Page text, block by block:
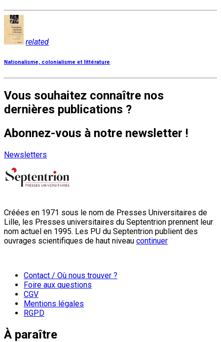
related
Nationalisme, colonialisme et littérature
Vous souhaitez connaître nos
dernières publications ?
Abonnez-vous à notre newsletter !
Newsletters
Créées en 1971 sous le nom de Presses Universitaires de
Lille, les Presses universitaires du Septentrion prennent leur
nom actuel en 1995. Les PU du Septentrion publient des
ouvrages scientifiques de haut niveau continuer
Contact / Où nous trouver ?
Foire aux questions
CGV
Mentions légales
RGPD
À paraître